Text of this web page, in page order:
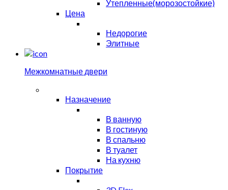
Утепленные(морозостойкие)
Цена
Недорогие
Элитные
Межкомнатные двери
Назначение
В ванную
В гостиную
В спальню
В туалет
На кухню
Покрытие